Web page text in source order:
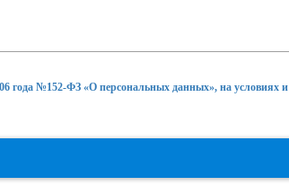
года №152-ФЗ «О персональных данных», на условиях